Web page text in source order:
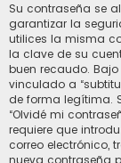
Su contraseña se
garantizar la
utilices la misma
la clave de su
buen recaudo.
vinculado a
de forma legítima.
“Olvidé mi
requiere que
correo electrónico,